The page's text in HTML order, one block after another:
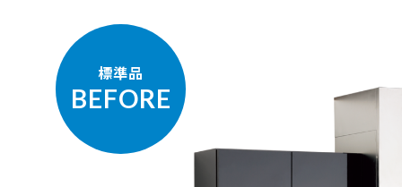
標準品
BEFORE